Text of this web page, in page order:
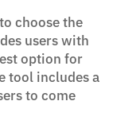
choose the
users with
option for
tool includes a
to come